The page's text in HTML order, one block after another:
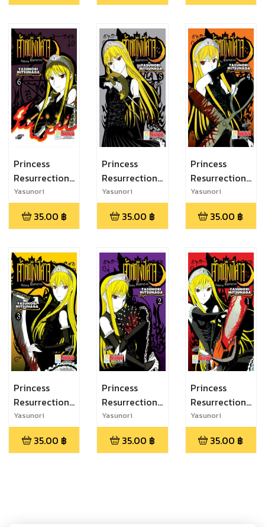
Princess
Resurrection
เจ้าหญิงปีศาจ
6
Yasunori
Mitsunaga
35.00 ฿
Princess
Resurrection
เจ้าหญิงปีศาจ 5
Yasunori
Mitsunaga
35.00 ฿
Princess
Resurrection
เจ้าหญิงปีศาจ
4
Yasunori
Mitsunaga
35.00 ฿
Princess
Resurrection
เจ้าหญิงปีศาจ
3
Yasunori
Mitsunaga
35.00 ฿
Princess
Resurrection
เจ้าหญิงปีศาจ
2
Yasunori
Mitsunaga
35.00 ฿
Princess
Resurrection
เจ้าหญิงปีศาจ 1
Yasunori
Mitsunaga
35.00 ฿